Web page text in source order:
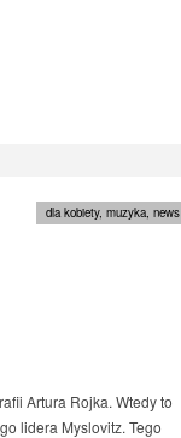
dla kobiety, muzyka, news
Artura Rojka. Wtedy to
lidera Myslovitz. Tego